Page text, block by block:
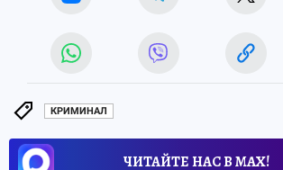
КРИМИНАЛ
ЧИТАЙТЕ НАС В МАХ!